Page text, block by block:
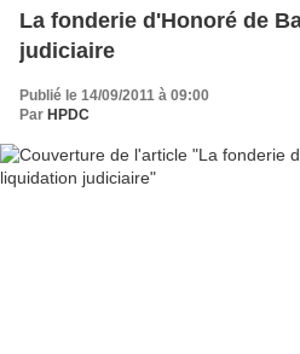
La fonderie d'Honoré de
judiciaire
Publié le 14/09/2011 à 09:00
Par HPDC